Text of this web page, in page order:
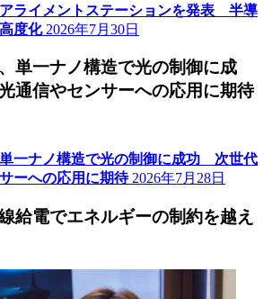
ライメントステーションを発表 半導
度化 2026年7月30日
単一ナノ構造で光の制御に成
通信やセンサーへの応用に期待
一ナノ構造で光の制御に成功 次世代
ーへの応用に期待 2026年7月28日
給電でエネルギーの制約を越え